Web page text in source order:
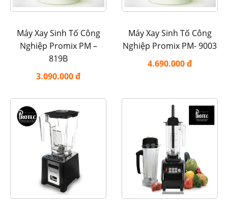
Máy Xay Sinh Tố Công
Nghiệp Promix PM –
819B
3.090.000 đ
Máy Xay Sinh Tố Công
Nghiệp Promix PM- 9003
4.690.000 đ